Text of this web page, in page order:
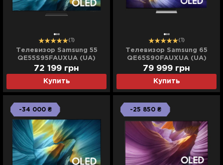
(1)
Телевизор Samsung 55
QE55S95FAUXUA (UA)
Купить
72 199 грн
(1)
Телевизор Samsung 65
QE65S90FAUXUA (UA)
Купить
79 999 грн
-34 000 ₴ -25 850 ₴